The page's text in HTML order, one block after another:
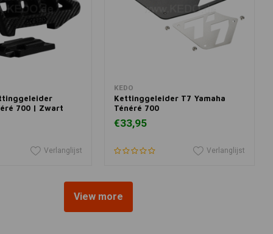
700 | Zwart
Verlanglijst
KEDO
Kettinggeleider T7 Yamaha
Ténéré 700
€33,95
Verlanglijst
View more